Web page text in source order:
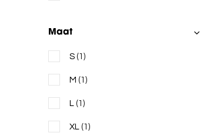
Maat
S (1)
M (1)
L (1)
XL (1)